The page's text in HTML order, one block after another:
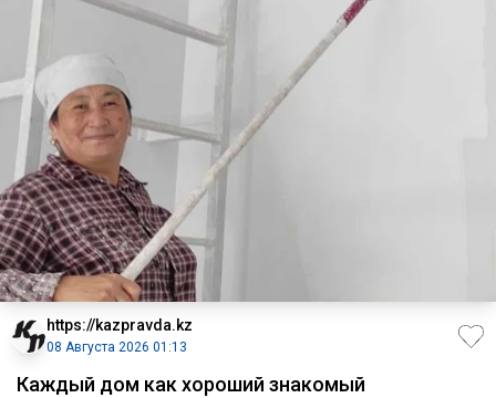
https://kazpravda.kz
08 Августа 2026 01:13
Каждый дом как хороший знакомый